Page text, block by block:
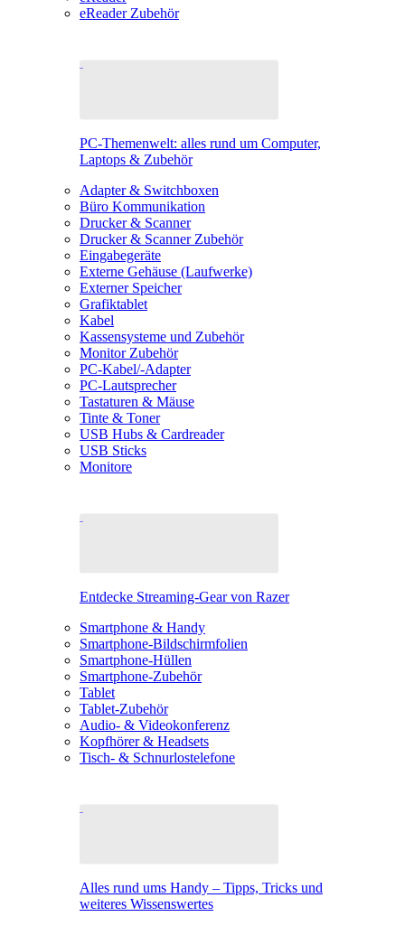
eReader Zubehör
PC-Themenwelt: alles rund um Computer,
Laptops & Zubehör
Adapter & Switchboxen
Büro Kommunikation
Drucker & Scanner
Drucker & Scanner Zubehör
Eingabegeräte
Externe Gehäuse (Laufwerke)
Externer Speicher
Grafiktablet
Kabel
Kassensysteme und Zubehör
Monitor Zubehör
PC-Kabel/-Adapter
PC-Lautsprecher
Tastaturen & Mäuse
Tinte & Toner
USB Hubs & Cardreader
USB Sticks
Monitore
Entdecke Streaming-Gear von Razer
Smartphone & Handy
Smartphone-Bildschirmfolien
Smartphone-Hüllen
Smartphone-Zubehör
Tablet
Tablet-Zubehör
Audio- & Videokonferenz
Kopfhörer & Headsets
Tisch- & Schnurlostelefone
Alles rund ums Handy – Tipps, Tricks und
weiteres Wissenswertes